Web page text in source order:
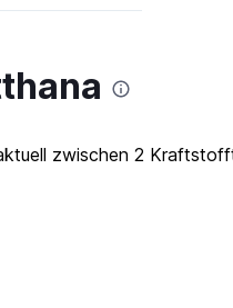
zwischen 2